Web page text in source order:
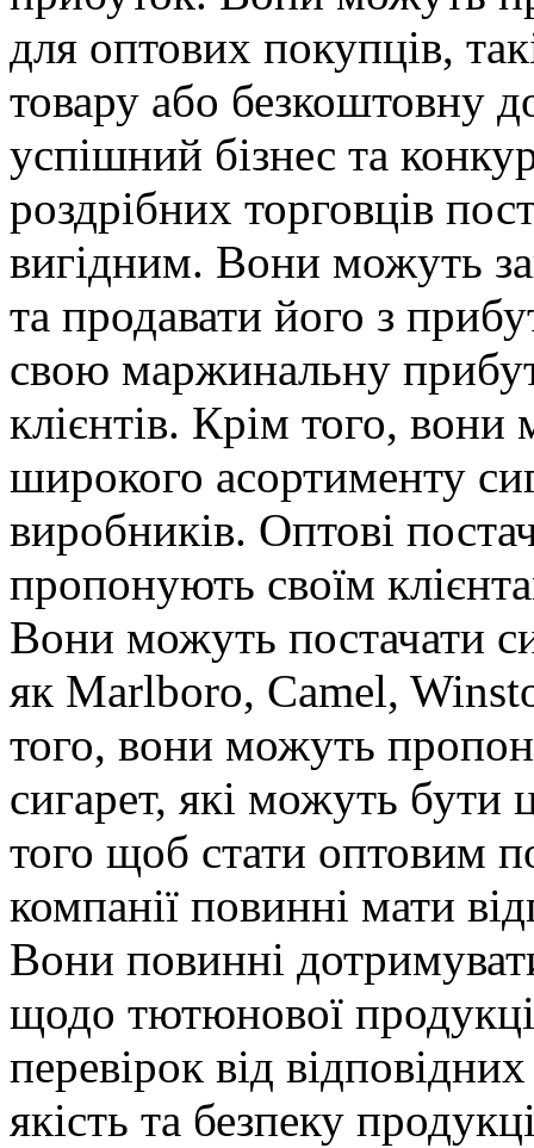
для оптових покупців,
товару або безкоштовну
успішний бізнес та
роздрібних торговців
вигідним. Вони можуть
та продавати його з
свою маржинальну
клієнтів. Крім того,
широкого асортименту
виробників. Оптові
пропонують своїм
Вони можуть постачати
як Marlboro, Camel,
того, вони можуть
сигарет, які можуть бути
того щоб стати оптовим
компанії повинні мати
Вони повинні
щодо тютюнової
перевірок від
якість та безпеку